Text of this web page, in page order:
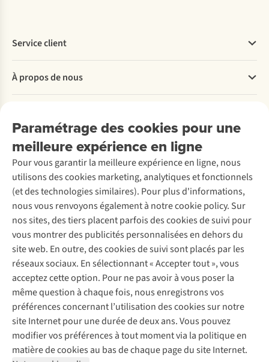
Paramétrage des cookies pour une
meilleure expérience en ligne
Pour vous garantir la meilleure expérience en ligne, nous
utilisons des cookies marketing, analytiques et fonctionnels
(et des technologies similaires). Pour plus d'informations,
nous vous renvoyons également à notre cookie policy. Sur
nos sites, des tiers placent parfois des cookies de suivi pour
vous montrer des publicités personnalisées en dehors du
site web. En outre, des cookies de suivi sont placés par les
réseaux sociaux. En sélectionnant « Accepter tout », vous
acceptez cette option. Pour ne pas avoir à vous poser la
même question à chaque fois, nous enregistrons vos
préférences concernant l’utilisation des cookies sur notre
site Internet pour une durée de deux ans. Vous pouvez
modifier vos préférences à tout moment via la politique en
matière de cookies au bas de chaque page du site Internet.
Service client
Commander
Payer
Retourner
Rétractation d'une commande
Entretien & réparations
Garantie
Contactez-nous
À propos de nous
Entreprise responsable
À propos d’Ayacucho
Nos magasins
À propos d’A.S.Adventure
Déclaration d'accessibilité
Location / Location sports d’hiver
Seconde-main
Entretien de ski
Service de lavage
Entretien de chaussures
Réparation de chaussures
Réparation de vêtements
Retouches
Pour les entreprises
Découvrez
A.S.Magazine
Explore Camp
Expertise & conseils
Abonnez-vous à la newsletter
Suivez-nous
Mentions légales
Politique de confidentialité
Conditions générales
Cookie Policy